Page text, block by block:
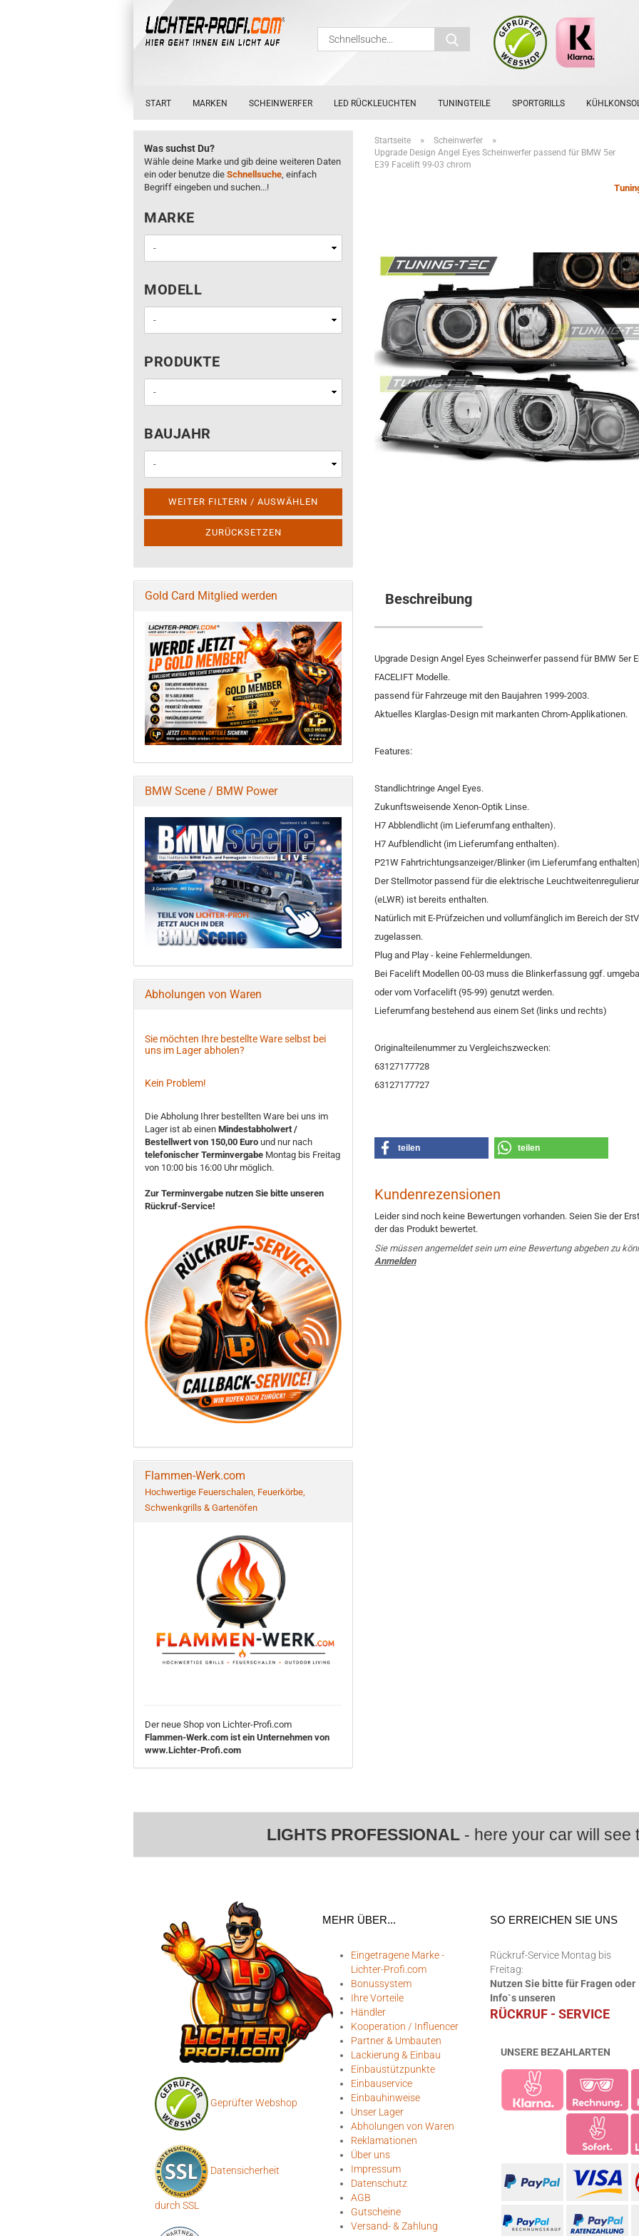
Schnellsuche...
START MARKEN SCHEINWERFER LED RÜCKLEUCHTEN TUNINGTEILE SPORTGRILLS
Startseite » Scheinwerfer »
Upgrade Design Angel Eyes Scheinwerfer passend für BMW 5er
E39 Facelift 99-03 chrom
Beschreibung
Upgrade Design Angel Eyes Scheinwerfer passend für BMW 5er
FACELIFT Modelle.
passend für Fahrzeuge mit den Baujahren 1999-2003.
Aktuelles Klarglas-Design mit markanten Chrom-Applikationen.
Features:
Standlichtringe Angel Eyes.
Zukunftsweisende Xenon-Optik Linse.
H7 Abblendlicht (im Lieferumfang enthalten).
H7 Aufblendlicht (im Lieferumfang enthalten).
P21W Fahrtrichtungsanzeiger/Blinker (im Lieferumfang
Der Stellmotor passend für die elektrische
(eLWR) ist bereits enthalten.
Natürlich mit E-Prüfzeichen und vollumfänglich im Bereich der
zugelassen.
Plug and Play - keine Fehlermeldungen.
Bei Facelift Modellen 00-03 muss die Blinkerfassung ggf.
oder vom Vorfacelift (95-99) genutzt werden.
Lieferumfang bestehend aus einem Set (links und rechts)
Originalteilenummer zu Vergleichszwecken:
63127177728
63127177727
teilen teilen
Kundenrezensionen
Leider sind noch keine Bewertungen vorhanden. Seien Sie der
der das Produkt bewertet.
Sie müssen angemeldet sein um eine Bewertung abgeben zu
Anmelden
Was suchst Du?
Wähle deine Marke und gib deine weiteren Daten
ein oder benutze die Schnellsuche, einfach
Begriff eingeben und suchen...!
MARKE
MARKE
MODELL
MODELL
PRODUKTE
PRODUKTE
BAUJAHR
BAUJAHR
WEITER FILTERN / AUSWÄHLEN
ZURÜCKSETZEN
Gold Card Mitglied werden
BMW Scene / BMW Power
Abholungen von Waren
Sie möchten Ihre bestellte Ware selbst bei
uns im Lager abholen?
Kein Problem!
Die Abholung Ihrer bestellten Ware bei uns im
Lager ist ab einen Mindestabholwert /
Bestellwert von 150,00 Euro und nur nach
telefonischer Terminvergabe Montag bis Freitag
von 10:00 bis 16:00 Uhr möglich.
Zur Terminvergabe nutzen Sie bitte unseren
Rückruf-Service!
Flammen-Werk.com
Hochwertige Feuerschalen, Feuerkörbe,
Schwenkgrills & Gartenöfen
Der neue Shop von Lichter-Profi.com
Flammen-Werk.com ist ein Unternehmen von
www.Lichter-Profi.com
LIGHTS PROFESSIONAL- here your car will see
Geprüfter Webshop
Datensicherheit
durch SSL
MEHR ÜBER...
Eingetragene Marke -
Lichter-Profi.com
Bonussystem
Ihre Vorteile
Händler
Kooperation / Influencer
Partner & Umbauten
Lackierung & Einbau
Einbaustützpunkte
Einbauservice
Einbauhinweise
Unser Lager
Abholungen von Waren
Reklamationen
Über uns
Impressum
Datenschutz
AGB
Gutscheine
Versand- & Zahlung
SO ERREICHEN SIE UNS
Rückruf-Service Montag bis
Freitag:
Nutzen Sie bitte für Fragen oder
Info`s unseren
RÜCKRUF - SERVICE
UNSERE BEZAHLARTEN